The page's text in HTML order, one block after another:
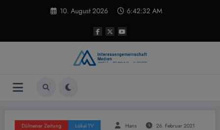
10. August 2026 6:42:33 AM
Dülmener Zeitung Lokal TV Hans 26. Februar 2021